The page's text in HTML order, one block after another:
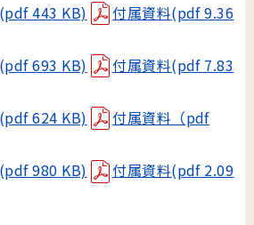
443 KB)
付属資料(pdf 9.36
693 KB)
付属資料(pdf 7.83
624 KB)
付属資料（pdf
980 KB)
付属資料(pdf 2.09